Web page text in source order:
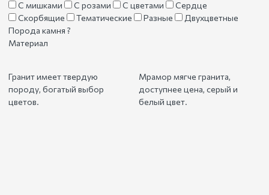
С мишками С розами С цветами
Сердце
Скорбящие
Тематические Разные
Двухцветные
Порода камня ?
Материал
Гранит имеет твердую
породу, богатый выбор
цветов.
Мрамор мягче гранита,
доступнее цена, серый и
белый цвет.